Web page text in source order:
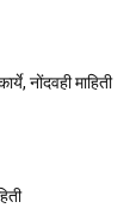
नोंदवही माहिती